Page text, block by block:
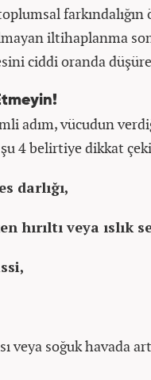
iltihaplanma
ciddi oranda
adım, vücudun
4 belirtiye dikkat
darlığı,
hırıltı veya ıslık
veya soğuk havada